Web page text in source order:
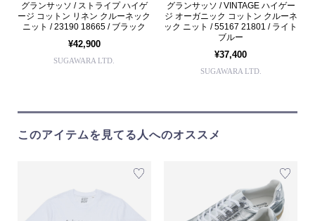
グランサッソ / ストライプ ハイゲ
ージ コットン リネン クルーネック
ニット / 23190 18665 / ブラック
¥42,900
SUGAWARA LTD.
グランサッソ / VINTAGE ハイゲー
ジ オーガニック コットン クルーネ
ック ニット / 55167 21801 / ライト
ブルー
¥37,400
SUGAWARA LTD.
このアイテムを見てる人へのオススメ